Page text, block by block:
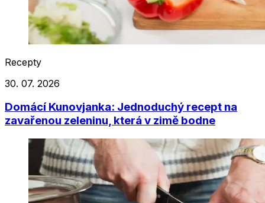
Recepty
30. 07. 2026
Domácí Kunovjanka: Jednoduchý recept na
zavařenou zeleninu, která v zimě bodne